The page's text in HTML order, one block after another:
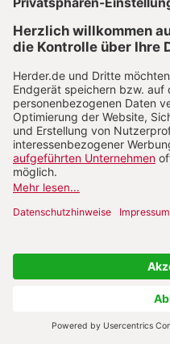
09.10.2024
Ein Gottesdienst